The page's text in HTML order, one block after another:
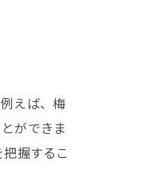
えば、梅
ができま
握するこ